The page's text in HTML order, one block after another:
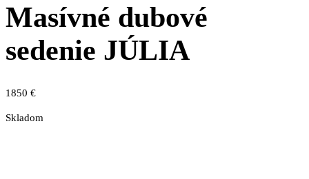
Masívné dubové
sedenie JÚLIA
1850 €
Skladom